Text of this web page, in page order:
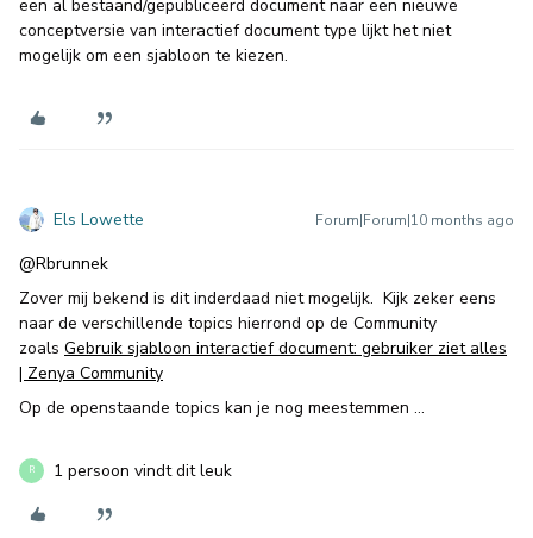
een al bestaand/gepubliceerd document naar een nieuwe
conceptversie van interactief document type lijkt het niet
mogelijk om een sjabloon te kiezen.
Els Lowette Forum|Forum|10 months ago
@Rbrunnek
Zover mij bekend is dit inderdaad niet mogelijk. Kijk zeker eens
naar de verschillende topics hierrond op de Community
zoals Gebruik sjabloon interactief document: gebruiker ziet alles
| Zenya Community
Op de openstaande topics kan je nog meestemmen …
R 1 persoon vindt dit leuk